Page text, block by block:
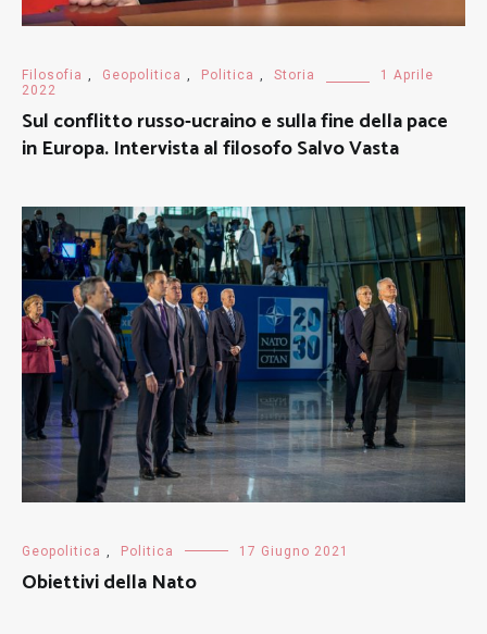
Filosofia , Geopolitica , Politica , Storia
1 Aprile
2022
Sul conflitto russo-ucraino e sulla fine della pace
in Europa. Intervista al filosofo Salvo Vasta
Geopolitica , Politica 17 Giugno 2021
Obiettivi della Nato